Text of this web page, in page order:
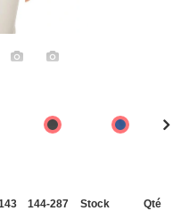
144-287 288 + Plus
Stock Qté